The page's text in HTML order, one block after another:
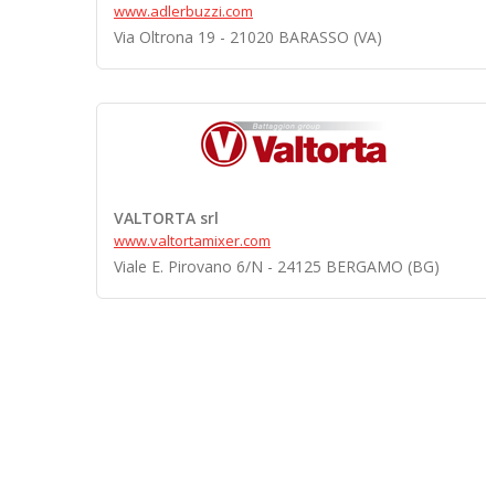
www.adlerbuzzi.com
Via Oltrona 19 - 21020 BARASSO (VA)
VALTORTA srl
www.valtortamixer.com
Viale E. Pirovano 6/N - 24125 BERGAMO (BG)